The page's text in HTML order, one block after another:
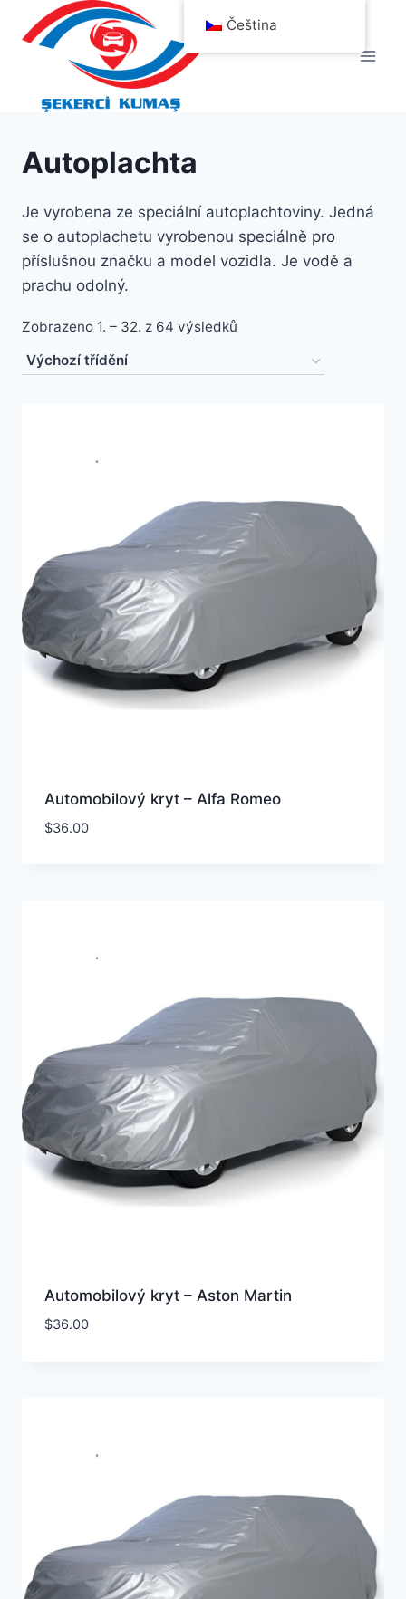
Přeskočit
Autoplachta
Je vyrobena ze speciální autoplachtoviny. Jedná
se o autoplachetu vyrobenou speciálně pro
příslušnou značku a model vozidla. Je vodě a
prachu odolný.
Zobrazeno 1. – 32. z 64 výsledků
Automobilový kryt – Alfa Romeo
$36.00
Automobilový kryt – Aston Martin
$36.00
Čeština